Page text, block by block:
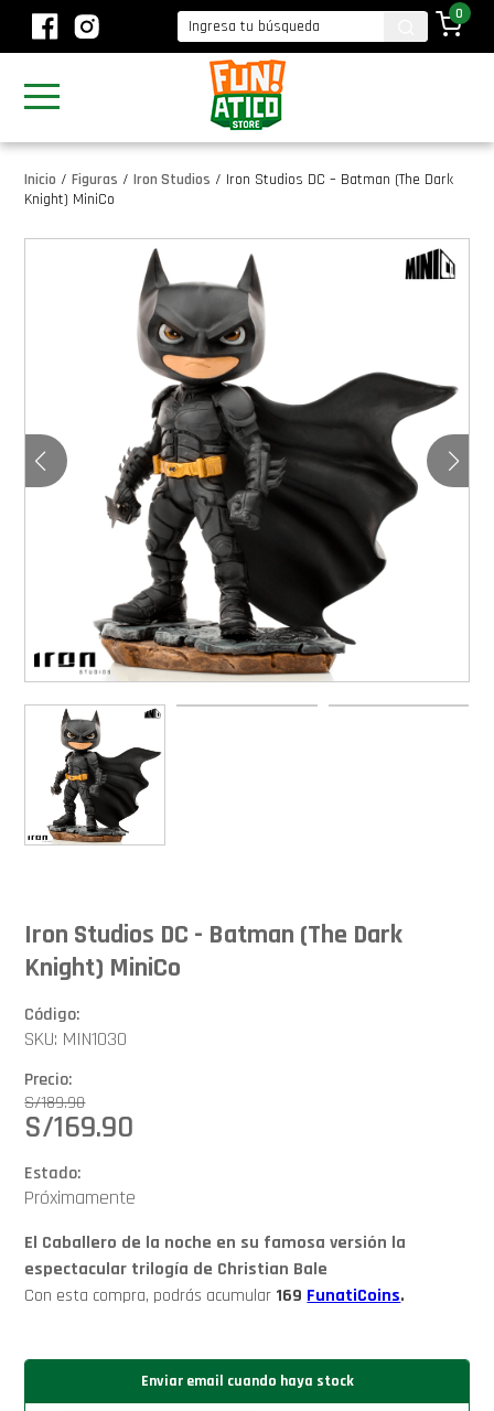
0
Inicio / Figuras / Iron Studios / Iron Studios DC – Batman (The Dark
Knight) MiniCo
Iron Studios DC - Batman (The Dark
Knight) MiniCo
Código:
SKU: MIN1030
Precio:
S/189.90
S/169.90
Estado:
Próximamente
El Caballero de la noche en su famosa versión la
espectacular trilogía de Christian Bale
Con esta compra, podrás acumular 169 FunatiCoins.
Enviar email cuando haya stock